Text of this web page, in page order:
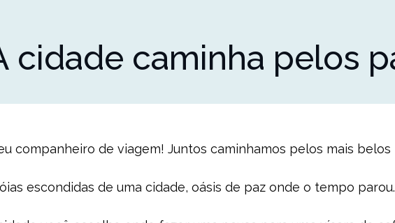
cidade caminha pelos
companheiro de viagem! Juntos caminhamos pelos mais
escondidas de uma cidade, oásis de paz onde o tempo parou.